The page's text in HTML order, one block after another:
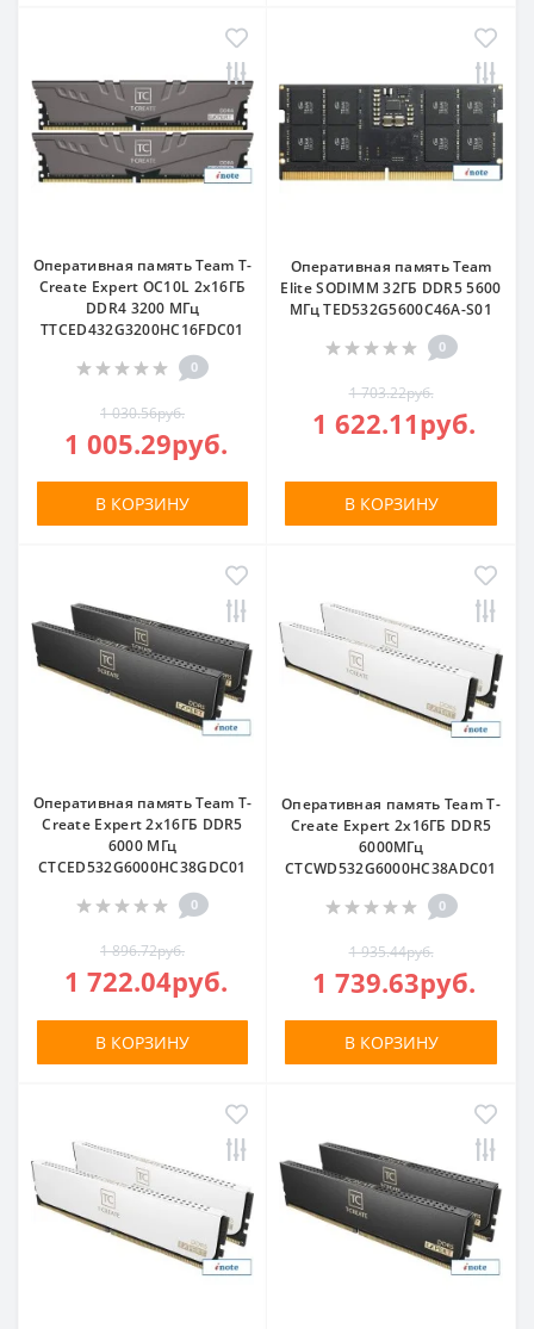
Оперативная память Team T-
Create Expert OC10L 2x16ГБ
DDR4 3200 МГц
TTCED432G3200HC16FDC01
0
1 030.56руб.
1 005.29руб.
В КОРЗИНУ
Оперативная память Team
Elite SODIMM 32ГБ DDR5 5600
МГц TED532G5600C46A-S01
0
1 703.22руб.
1 622.11руб.
В КОРЗИНУ
Оперативная память Team T-
Create Expert 2x16ГБ DDR5
6000 МГц
CTCED532G6000HC38GDC01
0
1 896.72руб.
1 722.04руб.
В КОРЗИНУ
Оперативная память Team T-
Create Expert 2x16ГБ DDR5
6000МГц
CTCWD532G6000HC38ADC01
0
1 935.44руб.
1 739.63руб.
В КОРЗИНУ